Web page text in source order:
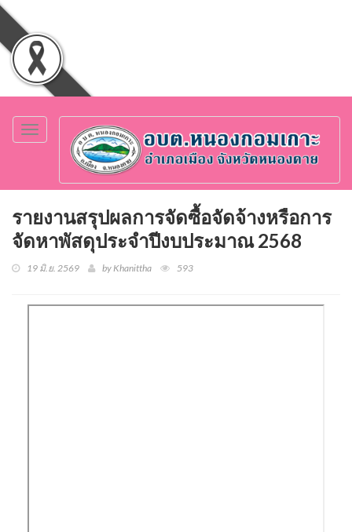
Toggle
navigation
รายงานสรุปผลการจัดซื้อจัดจ้างหรือการ
จัดหาพัสดุประจำปีงบประมาณ 2568
19 มิ.ย. 2569 by Khanittha 593